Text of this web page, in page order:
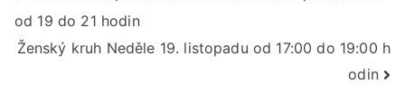
pro
od 19 do 21 hodin
Ženský kruh Neděle 19. listopadu od 17:00 do 19:00 h
odin